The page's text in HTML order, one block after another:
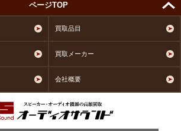
ページTOP
買取品目
買取メーカー
会社概要